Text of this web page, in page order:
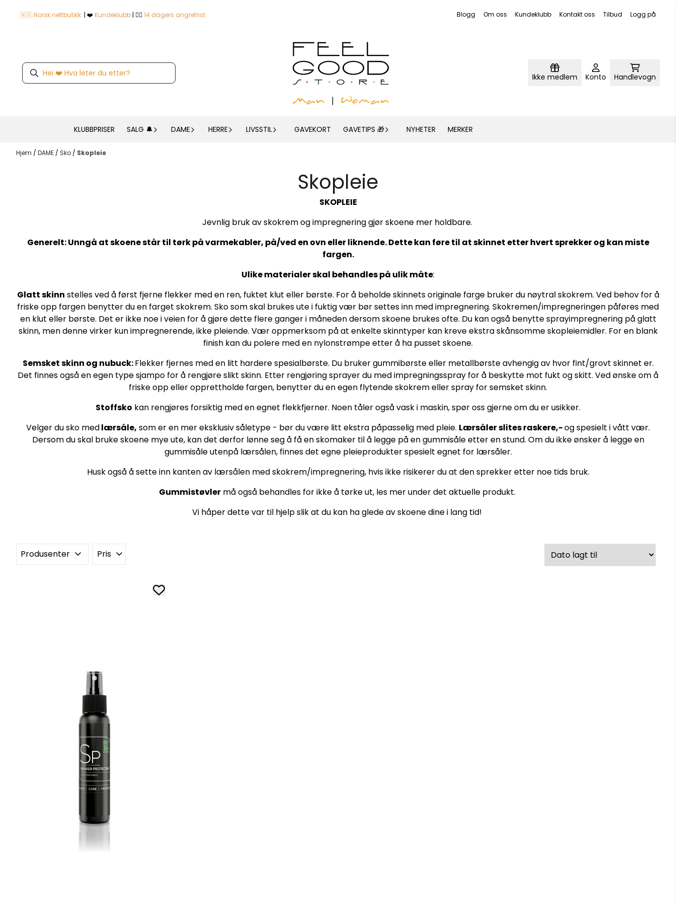
Hopp til innhold
🇳🇴 Norsk nettbutikk | ❤️ Kundeklubb | 👍🏼 14 dagers angrefrist Blogg Om oss Kundeklubb Kontakt oss Tilbud Logg på
Ikke medlem Konto Handlevogn
KLUBBPRISER SALG 🔔 DAME HERRE LIVSSTIL GAVEKORT GAVETIPS 🎁 NYHETER MERKER
Hjem / DAME / Sko / Skopleie
Skopleie
SKOPLEIE
Jevnlig bruk av skokrem og impregnering gjør skoene mer holdbare.
Generelt: Unngå at skoene står til tørk på varmekabler, på/ved en ovn eller liknende. Dette kan føre til at skinnet etter hvert sprekker og kan miste
fargen.
Ulike materialer skal behandles på ulik måte:
Glatt skinn stelles ved å først fjerne flekker med en ren, fuktet klut eller børste. For å beholde skinnets originale farge bruker du nøytral skokrem. Ved behov for å
friske opp fargen benytter du en farget skokrem. Sko som skal brukes ute i fuktig vær bør settes inn med impregnering. Skokremen/impregneringen påføres med
en klut eller børste. Det er ikke noe i veien for å gjøre dette flere ganger i måneden dersom skoene brukes ofte. Du kan også benytte sprayimpregnering på glatt
skinn, men denne virker kun impregnerende, ikke pleiende. Vær oppmerksom på at enkelte skinntyper kan kreve ekstra skånsomme skopleiemidler. For en blank
finish kan du polere med en nylonstrømpe etter å ha pusset skoene.
Semsket skinn og nubuck:Flekker fjernes med en litt hardere spesialbørste. Du bruker gummibørste eller metallbørste avhengig av hvor fint/grovt skinnet er.
Det finnes også en egen type sjampo for å rengjøre slikt skinn. Etter rengjøring sprayer du med impregningsspray for å beskytte mot fukt og skitt. Ved ønske om å
friske opp eller opprettholde fargen, benytter du en egen flytende skokrem eller spray for semsket skinn.
Stoffsko kan rengjøres forsiktig med en egnet flekkfjerner. Noen tåler også vask i maskin, spør oss gjerne om du er usikker.
Velger du sko medlærsåle, som er en mer eksklusiv såletype - bør du være litt ekstra påpasselig med pleie. Lærsåler slites raskere,-og spesielt i vått vær.
Dersom du skal bruke skoene mye ute, kan det derfor lønne seg å få en skomaker til å legge på en gummisåle etter en stund. Om du ikke ønsker å legge en
gummisåle utenpå lærsålen, finnes det egne pleieprodukter spesielt egnet for lærsåler.
Husk også å sette inn kanten av lærsålen med skokrem/impregnering, hvis ikke risikerer du at den sprekker etter noe tids bruk.
Gummistøvlermå også behandles for ikke å tørke ut, les mer under det aktuelle produkt.
Vi håper dette var til hjelp slik at du kan ha glede av skoene dine i lang tid!
Produsenter Pris